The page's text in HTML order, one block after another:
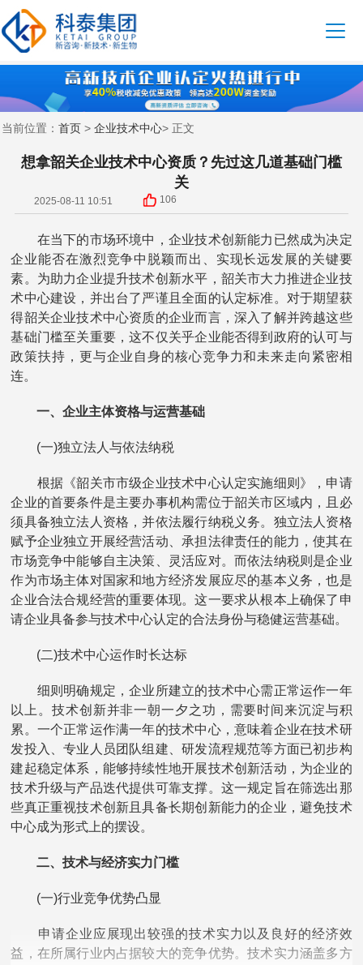
当前位置： 首页 > 企业技术中心> 正文
想拿韶关企业技术中心资质？先过这几道基础门槛
关
2025-08-11 10:51 106
在当下的市场环境中，企业技术创新能力已然成为决定
企业能否在激烈竞争中脱颖而出、实现长远发展的关键要
素。为助力企业提升技术创新水平，韶关市大力推进企业技
术中心建设，并出台了严谨且全面的认定标准。对于期望获
得韶关企业技术中心资质的企业而言，深入了解并跨越这些
基础门槛至关重要，这不仅关乎企业能否得到政府的认可与
政策扶持，更与企业自身的核心竞争力和未来走向紧密相
连。
一、企业主体资格与运营基础
(一)独立法人与依法纳税
根据《韶关市市级企业技术中心认定实施细则》，申请
企业的首要条件是主要办事机构需位于韶关市区域内，且必
须具备独立法人资格，并依法履行纳税义务。独立法人资格
赋予企业独立开展经营活动、承担法律责任的能力，使其在
市场竞争中能够自主决策、灵活应对。而依法纳税则是企业
作为市场主体对国家和地方经济发展应尽的基本义务，也是
企业合法合规经营的重要体现。这一要求从根本上确保了申
请企业具备参与技术中心认定的合法身份与稳健运营基础。
(二)技术中心运作时长达标
细则明确规定，企业所建立的技术中心需正常运作一年
以上。技术创新并非一朝一夕之功，需要时间来沉淀与积
累。一个正常运作满一年的技术中心，意味着企业在技术研
发投入、专业人员团队组建、研发流程规范等方面已初步构
建起稳定体系，能够持续性地开展技术创新活动，为企业的
技术升级与产品迭代提供可靠支撑。这一规定旨在筛选出那
些真正重视技术创新且具备长期创新能力的企业，避免技术
中心成为形式上的摆设。
二、技术与经济实力门槛
(一)行业竞争优势凸显
申请企业应展现出较强的技术实力以及良好的经济效
益，在所属行业内占据较大的竞争优势。技术实力涵盖多方